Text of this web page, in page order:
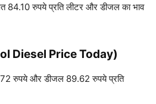
84.10 रुपये प्रति लीटर और डीजल का भाव
Diesel Price Today)
रुपये और डीजल 89.62 रुपये प्रति